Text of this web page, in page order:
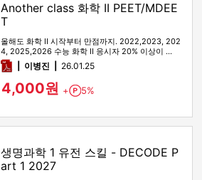
Another class 화학 II PEET/MDEE
T
올해도 화학 II 시작부터 만점까지. 2022,2023, 202
4, 2025,2026 수능 화학 II 응시자 20% 이상이 …
pdf이병진 26.01.25
4,000원 + Point
5%
생명과학 1 유전 스킬 - DECODE P
art 1 2027